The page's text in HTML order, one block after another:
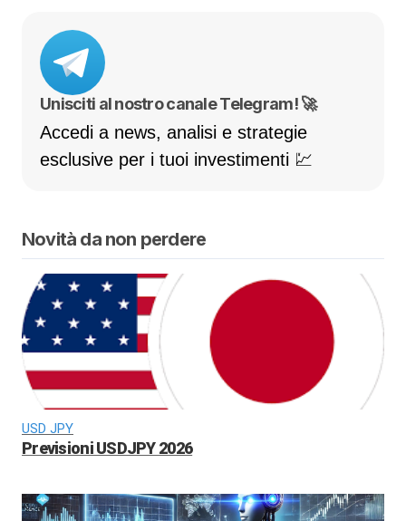
Unisciti al nostro canale Telegram! 🚀
Accedi a news, analisi e strategie
esclusive per i tuoi investimenti 💹
Novità da non perdere
USD JPY
Previsioni USDJPY 2026